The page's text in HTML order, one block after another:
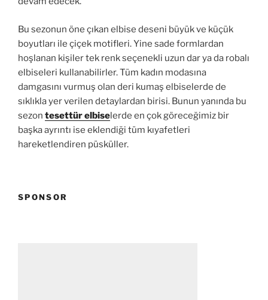
Bu sezonun öne çıkan elbise deseni büyük ve küçük
boyutları ile çiçek motifleri. Yine sade formlardan
hoşlanan kişiler tek renk seçenekli uzun dar ya da robalı
elbiseleri kullanabilirler. Tüm kadın modasına
damgasını vurmuş olan deri kumaş elbiselerde de
sıklıkla yer verilen detaylardan birisi. Bunun yanında bu
sezon tesettür elbiselerde en çok göreceğimiz bir
başka ayrıntı ise eklendiği tüm kıyafetleri
hareketlendiren püsküller.
SPONSOR